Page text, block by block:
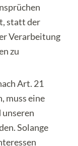
statt der
Verarbeitung
zu
Art. 21
muss eine
Solange